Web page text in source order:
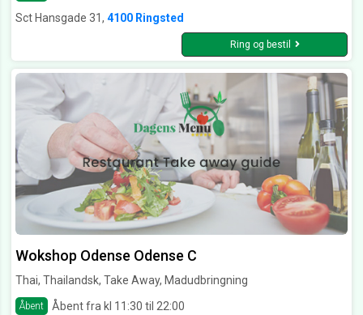
Sct Hansgade 31, 4100 Ringsted
Ring og bestil
Wokshop Odense Odense C
Thai, Thailandsk, Take Away, Madudbringning
Åbent
Åbent fra kl 11:30 til 22:00